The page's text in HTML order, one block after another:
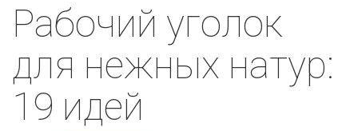
Рабочий уголок
для нежных натур:
19 идей